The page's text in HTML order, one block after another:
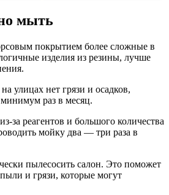
мыть
покрытием более сложные в
изделия из резины, лучше
улицах нет грязи и осадков,
раз в месяц.
за реагентов и большого количества
мойку два — три раза в
пылесосить салон. Это поможет
и грязи, которые могут